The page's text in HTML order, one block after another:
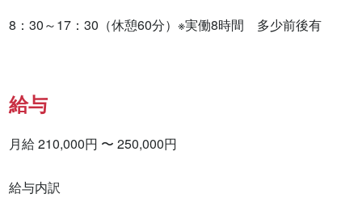
8：30～17：30（休憩60分）※実働8時間　多少前後有
給与
月給 210,000円 〜 250,000円
給与内訳